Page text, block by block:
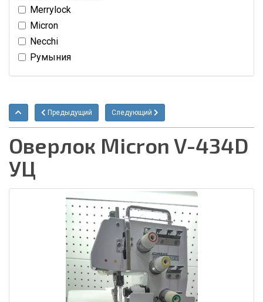
Merrylock
Micron
Necchi
Румыния
Предыдущий Следующий
Оверлок Micron V-434D
УЦ